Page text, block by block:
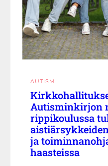
AUTISMI
Autisminkirjon
rippikoulussa
ja
haasteissa